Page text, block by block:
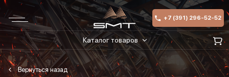
+7 (391) 296-52-52
Каталог товаров